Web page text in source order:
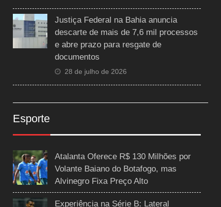
Justiça Federal na Bahia anuncia
descarte de mais de 7,6 mil processos
e abre prazo para resgate de
documentos
28 de julho de 2026
Esporte
Atalanta Oferece R$ 130 Milhões por
Volante Baiano do Botafogo, mas
Alvinegro Fixa Preço Alto
Experiência na Série B: Lateral